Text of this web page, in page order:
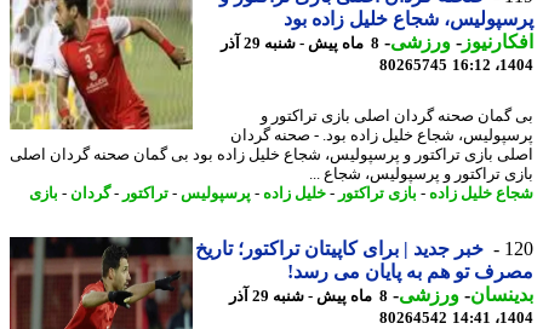
شجاع خلیل زاده بود
-ورزشی-
8 ماه پیش - شنبه 29 آذر
80265745
صحنه گردان اصلی بازی تراکتور و
شجاع خلیل زاده بود. - صحنه گردان
بازی تراکتور و پرسپولیس، شجاع خلیل زاده بود بی گمان صحنه گردان اصلی
تراکتور و پرسپولیس، شجاع ...
خلیل زاده - بازی تراکتور -خلیل زاده - پرسپولیس-تراکتور -گردان - بازی
خبر جدید | برای کاپیتان تراکتور؛ تاریخ
تو هم به پایان می رسد!
-ورزشی-
8 ماه پیش - شنبه 29 آذر
80264542